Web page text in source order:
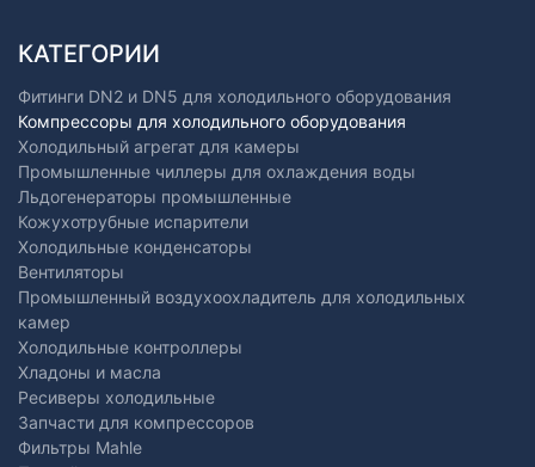
КАТЕГОРИИ
Фитинги DN2 и DN5 для холодильного оборудования
Компрессоры для холодильного оборудования
Холодильный агрегат для камеры
Промышленные чиллеры для охлаждения воды
Льдогенераторы промышленные
Кожухотрубные испарители
Холодильные конденсаторы
Вентиляторы
Промышленный воздухоохладитель для холодильных
камер
Холодильные контроллеры
Хладоны и масла
Ресиверы холодильные
Запчасти для компрессоров
Фильтры Mahle